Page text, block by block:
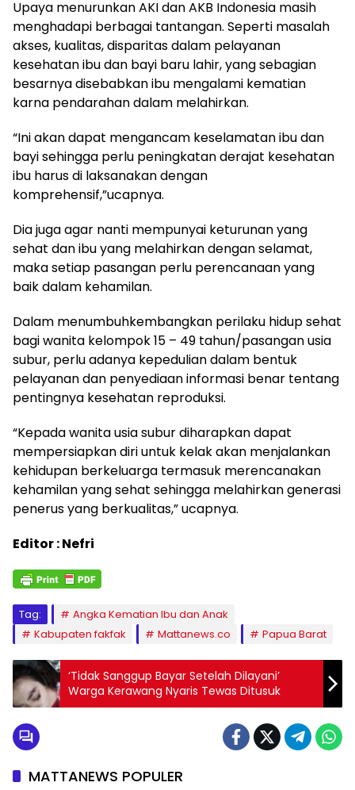
Upaya menurunkan AKI dan AKB Indonesia masih
menghadapi berbagai tantangan. Seperti masalah
akses, kualitas, disparitas dalam pelayanan
kesehatan ibu dan bayi baru lahir, yang sebagian
besarnya disebabkan ibu mengalami kematian
karna pendarahan dalam melahirkan.
“Ini akan dapat mengancam keselamatan ibu dan
bayi sehingga perlu peningkatan derajat kesehatan
ibu harus di laksanakan dengan
komprehensif,”ucapnya.
Dia juga agar nanti mempunyai keturunan yang
sehat dan ibu yang melahirkan dengan selamat,
maka setiap pasangan perlu perencanaan yang
baik dalam kehamilan.
Dalam menumbuhkembangkan perilaku hidup sehat
bagi wanita kelompok 15 – 49 tahun/pasangan usia
subur, perlu adanya kepedulian dalam bentuk
pelayanan dan penyediaan informasi benar tentang
pentingnya kesehatan reproduksi.
“Kepada wanita usia subur diharapkan dapat
mempersiapkan diri untuk kelak akan menjalankan
kehidupan berkeluarga termasuk merencanakan
kehamilan yang sehat sehingga melahirkan generasi
penerus yang berkualitas,” ucapnya.
Editor : Nefri
Tag:
Angka Kematian Ibu dan Anak
Kabupaten fakfak
Mattanews.co Papua Barat
‘Tidak Sanggup Bayar Setelah Dilayani’
Warga Kerawang Nyaris Tewas Ditusuk
MATTANEWS POPULER